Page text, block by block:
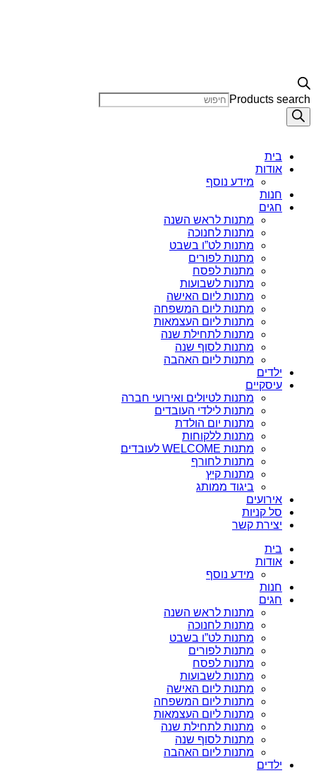
Products search
בית
אודות
מידע נוסף
חנות
חגים
מתנות לראש השנה
מתנות לחנוכה
מתנות לט”ו בשבט
מתנות לפורים
מתנות לפסח
מתנות לשבועות
מתנות ליום האישה
מתנות ליום המשפחה
מתנות ליום העצמאות
מתנות לתחילת שנה
מתנות לסוף שנה
מתנות ליום האהבה
ילדים
עיסקיים
מתנות לטיולים ואירועי חברה
מתנות לילדי העובדים
מתנות יום הולדת
מתנות ללקוחות
מתנות WELCOME לעובדים
מתנות לחורף
מתנות קיץ
ביגוד ממותג
אירועים
סל קניות
יצירת קשר
בית
אודות
מידע נוסף
חנות
חגים
מתנות לראש השנה
מתנות לחנוכה
מתנות לט”ו בשבט
מתנות לפורים
מתנות לפסח
מתנות לשבועות
מתנות ליום האישה
מתנות ליום המשפחה
מתנות ליום העצמאות
מתנות לתחילת שנה
מתנות לסוף שנה
מתנות ליום האהבה
ילדים